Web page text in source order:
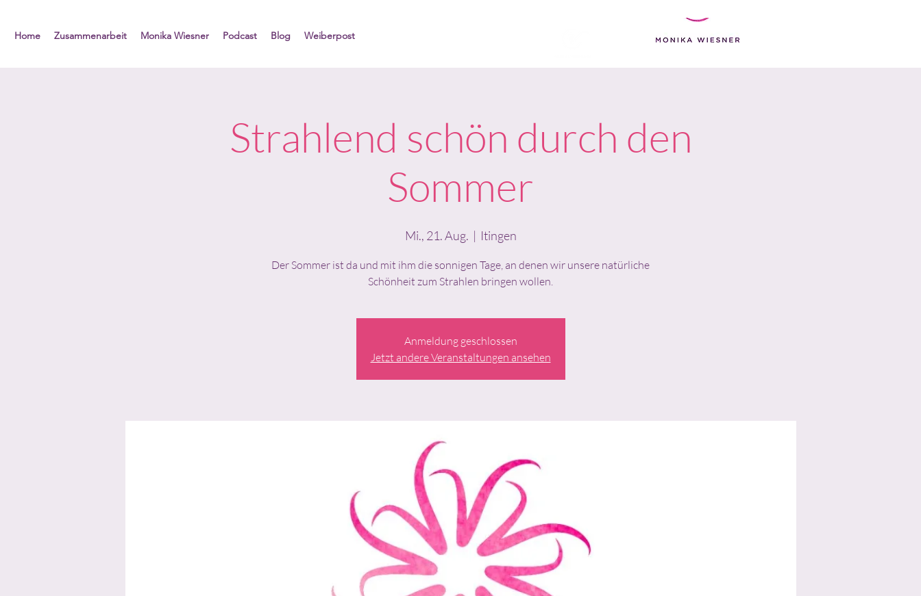
Home Zusammenarbeit Monika Wiesner Podcast Blog Weiberpost
Strahlend schön durch den
Sommer
Mi., 21. Aug.
  |
Itingen
Der Sommer ist da und mit ihm die sonnigen Tage, an denen wir unsere natürliche
Schönheit zum Strahlen bringen wollen.
Anmeldung geschlossen
Jetzt andere Veranstaltungen ansehen